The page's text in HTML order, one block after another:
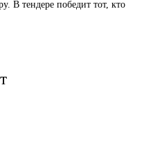
В тендере победит тот, кто